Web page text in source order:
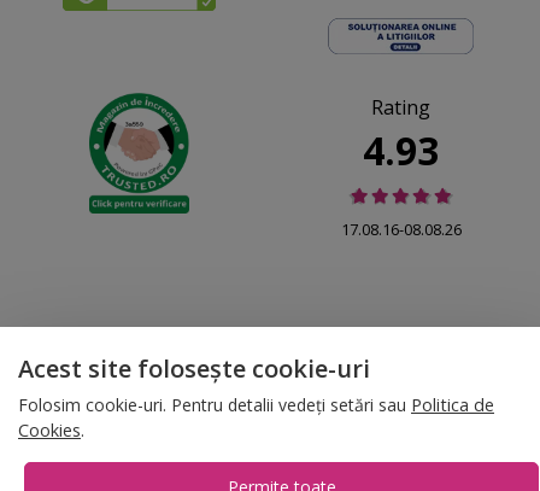
Rating
4.93
17.08.16-08.08.26
© 2026 Folina.ro | All Rights Reserved. Folina.ro |Designed by Artvertising
Termene și condiții
Acest site folosește cookie-uri
Folosim cookie-uri. Pentru detalii vedeți setări sau Politica de
Cookies.
Permite toate